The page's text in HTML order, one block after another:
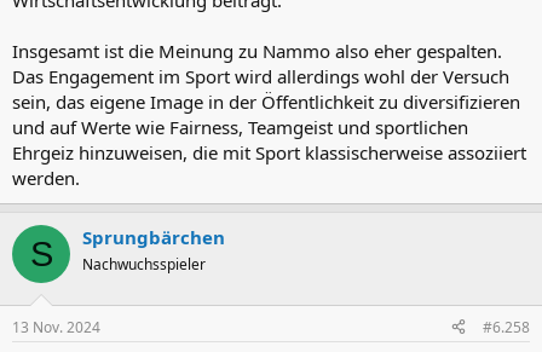
Insgesamt ist die Meinung zu Nammo also eher gespalten.
Das Engagement im Sport wird allerdings wohl der Versuch
sein, das eigene Image in der Öffentlichkeit zu diversifizieren
und auf Werte wie Fairness, Teamgeist und sportlichen
Ehrgeiz hinzuweisen, die mit Sport klassischerweise assoziiert
werden.
S Sprungbärchen
Nachwuchsspieler
13 Nov. 2024 #6.258